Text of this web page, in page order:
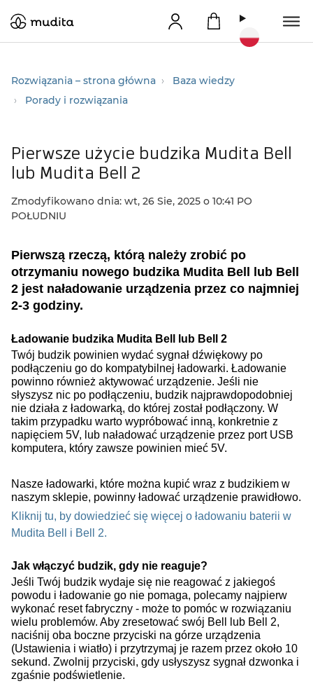
Rozwiązania – strona główna
Baza wiedzy
Porady i rozwiązania
Pierwsze użycie budzika Mudita Bell
lub Mudita Bell 2
Zmodyfikowano dnia: wt, 26 Sie, 2025 o 10:41 PO
POŁUDNIU
Pierwszą rzeczą, którą należy zrobić po
otrzymaniu nowego budzika Mudita Bell lub Bell
2 jest naładowanie urządzenia przez co najmniej
2-3 godziny.
Ładowanie budzika Mudita Bell lub Bell 2
Twój budzik powinien wydać sygnał dźwiękowy po
podłączeniu go do kompatybilnej ładowarki. Ładowanie
powinno również aktywować urządzenie. Jeśli nie
słyszysz nic po podłączeniu, budzik najprawdopodobniej
nie działa z ładowarką, do której został podłączony. W
takim przypadku warto wypróbować inną, konkretnie z
napięciem 5V, lub naładować urządzenie przez port USB
komputera, który zawsze powinien mieć 5V.
Nasze ładowarki, które można kupić wraz z budzikiem w
naszym sklepie, powinny ładować urządzenie prawidłowo.
Kliknij tu, by dowiedzieć się więcej o ładowaniu baterii w
Mudita Bell i Bell 2.
Jak włączyć budzik, gdy nie reaguje?
Jeśli Twój budzik wydaje się nie reagować z jakiegoś
powodu i ładowanie go nie pomaga, polecamy najpierw
wykonać reset fabryczny - może to pomóc w rozwiązaniu
wielu problemów. Aby zresetować swój Bell lub Bell 2,
naciśnij oba boczne przyciski na górze urządzenia
(Ustawienia i wiatło) i przytrzymaj je razem przez około 10
sekund. Zwolnij przyciski, gdy usłyszysz sygnał dzwonka i
zgaśnie podświetlenie.